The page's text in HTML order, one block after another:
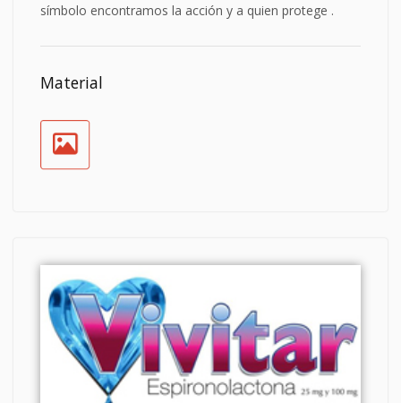
símbolo encontramos la acción y a quien protege .
Material